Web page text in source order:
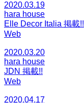
2020.03.19
hara house
Elle Decor Italia 掲載!!
Web
2020.03.20
hara house
JDN 掲載!!
Web
2020.04.17